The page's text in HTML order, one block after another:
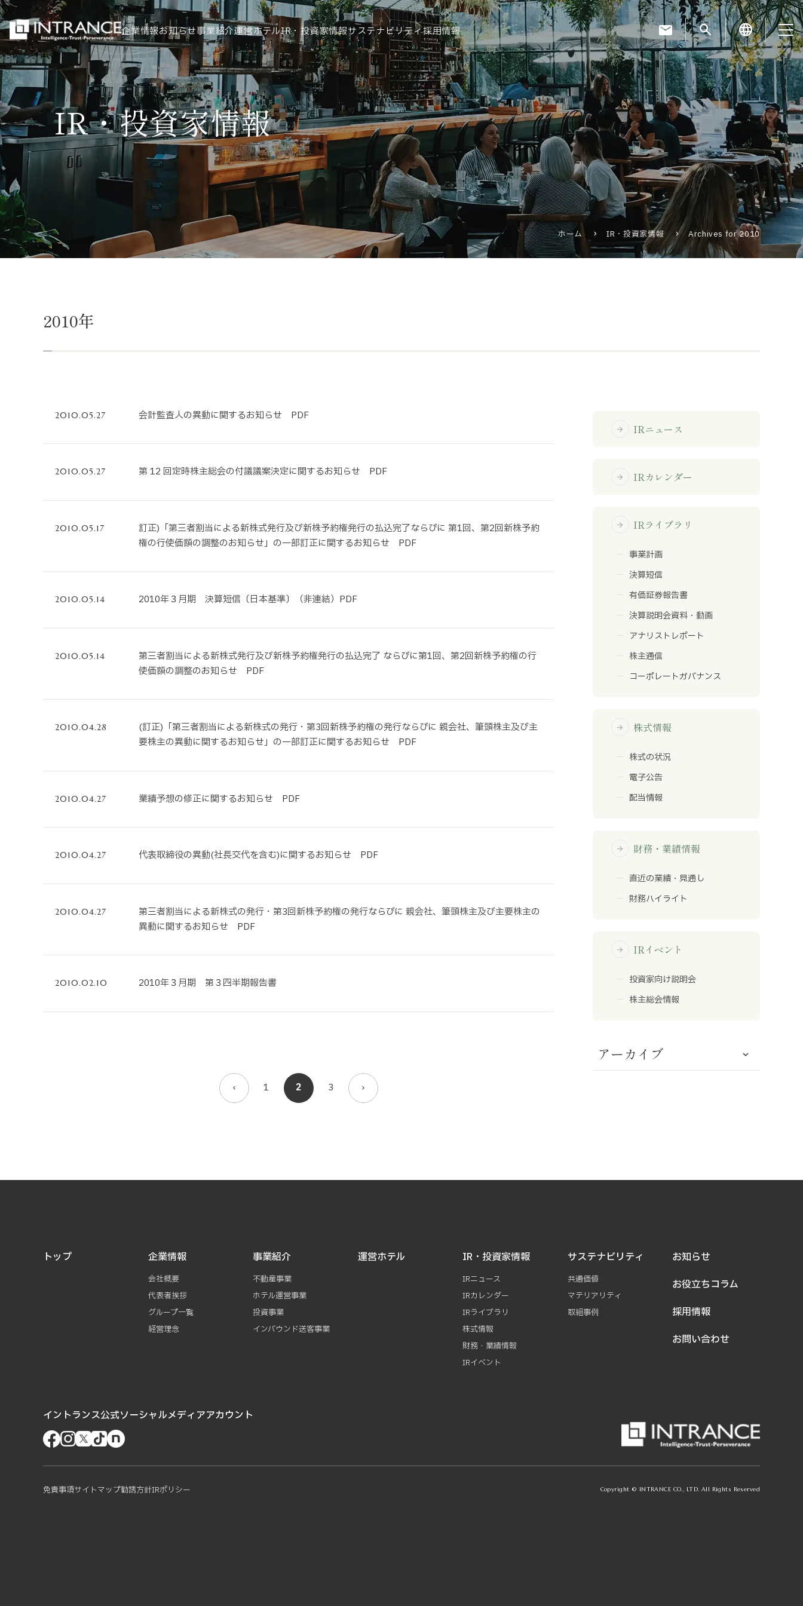
企業情報お知らせ事業紹介運営ホテルIR・投資家情報サステナビリティ採用情報 mail search language
トップ
企業情報
会社概要
代表者挨拶
グループ一覧
経営理念
事業紹介
運営ホテル
IR・投資家情報
IRニュース
IRカレンダー
IRライブラリ
株式情報
財務・業績情報
IRイベント
取組事例
お知らせ
お役立ちコラム
採用情報
お問い合わせ
勧誘方針
IR・投資家情報
ホーム IR・投資家情報 Archives for 2010
2010年
2010.05.27 会計監査人の異動に関するお知らせ PDF
2010.05.27 第 12 回定時株主総会の付議議案決定に関するお知らせ PDF
2010.05.17
訂正)「第三者割当による新株式発行及び新株予約権発行の払込完了ならびに 第1回、第2回新株予約
権の行使価額の調整のお知らせ」の一部訂正に関するお知らせ PDF
2010.05.14 2010年３月期 決算短信〔日本基準〕（非連結）PDF
2010.05.14
第三者割当による新株式発行及び新株予約権発行の払込完了 ならびに第1回、第2回新株予約権の行
使価額の調整のお知らせ PDF
2010.04.28
(訂正)「第三者割当による新株式の発行・第3回新株予約権の発行ならびに 親会社、筆頭株主及び主
要株主の異動に関するお知らせ」の一部訂正に関するお知らせ PDF
2010.04.27 業績予想の修正に関するお知らせ PDF
2010.04.27 代表取締役の異動(社長交代を含む)に関するお知らせ PDF
2010.04.27
第三者割当による新株式の発行・第3回新株予約権の発行ならびに 親会社、筆頭株主及び主要株主の
異動に関するお知らせ PDF
2010.02.10 2010年３月期 第３四半期報告書
1 2 3
arrow_forward IRニュース
arrow_forward IRカレンダー
arrow_forward IRライブラリ
事業計画
決算短信
有価証券報告書
決算説明会資料・動画
アナリストレポート
株主通信
コーポレートガバナンス
arrow_forward 株式情報
株式の状況
電子公告
配当情報
arrow_forward 財務・業績情報
直近の業績・見通し
財務ハイライト
arrow_forward IRイベント
投資家向け説明会
株主総会情報
アーカイブ
トップ 企業情報
会社概要
代表者挨拶
グループ一覧
経営理念
事業紹介
不動産事業
ホテル運営事業
投資事業
インバウンド送客事業
運営ホテル IR・投資家情報
IRニュース
IRカレンダー
IRライブラリ
株式情報
財務・業績情報
IRイベント
サステナビリティ
共通価値
マテリアリティ
取組事例
お知らせ
お役立ちコラム
採用情報
お問い合わせ
イントランス公式ソーシャルメディアアカウント
免責事項サイトマップ勧誘方針IRポリシー Copyright © INTRANCE CO., LTD. All Rights Reserved